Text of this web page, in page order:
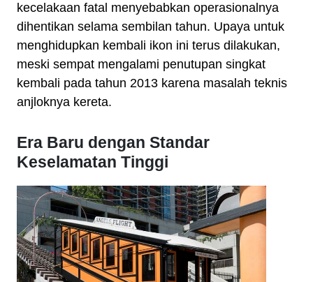
kecelakaan fatal menyebabkan operasionalnya
dihentikan selama sembilan tahun. Upaya untuk
menghidupkan kembali ikon ini terus dilakukan,
meski sempat mengalami penutupan singkat
kembali pada tahun 2013 karena masalah teknis
anjloknya kereta.
Era Baru dengan Standar
Keselamatan Tinggi